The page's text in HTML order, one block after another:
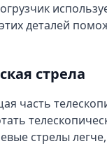
деталей
стрела
часть
стрелы